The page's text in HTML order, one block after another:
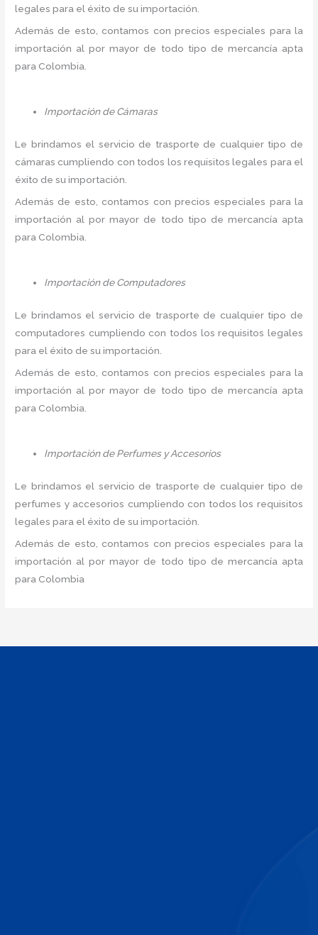
legales para el éxito de su importación.
Además de esto, contamos con precios especiales para la
importación al por mayor de todo tipo de mercancía apta
para Colombia.
Importación de Cámaras
Le brindamos el servicio de trasporte de cualquier tipo de
cámaras cumpliendo con todos los requisitos legales para el
éxito de su importación.
Además de esto, contamos con precios especiales para la
importación al por mayor de todo tipo de mercancía apta
para Colombia.
Importación de Computadores
Le brindamos el servicio de trasporte de cualquier tipo de
computadores cumpliendo con todos los requisitos legales
para el éxito de su importación.
Además de esto, contamos con precios especiales para la
importación al por mayor de todo tipo de mercancía apta
para Colombia.
Importación de Perfumes y Accesorios
Le brindamos el servicio de trasporte de cualquier tipo de
perfumes y accesorios cumpliendo con todos los requisitos
legales para el éxito de su importación.
Además de esto, contamos con precios especiales para la
importación al por mayor de todo tipo de mercancía apta
para Colombia